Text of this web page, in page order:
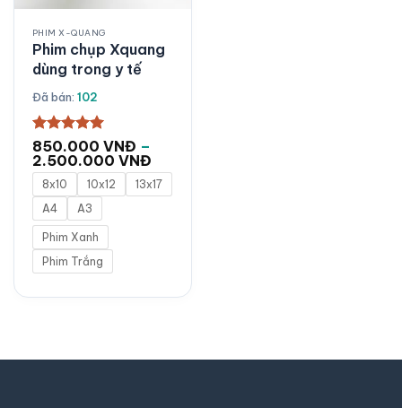
PHIM X-QUANG
Phim chụp Xquang
dùng trong y tế
Đã bán: 102
Được xếp
hạng55
sao
850.000 VNĐ –
2.500.000 VNĐKhoảng
giá:
từ
850.000 VNĐ
8x10 10x12
13x17
A4
A3
Phim Xanh
Phim Trắng